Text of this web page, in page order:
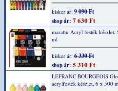
kisker ár:9 090 Ft
shop ár: 7 630 Ft
marabu Acryl festék készlet,
ml
kisker ár:6 330 Ft
shop ár: 5 310 Ft
LEFRANC BOURGEOIS
acrylfesték készlet, 6 x 500